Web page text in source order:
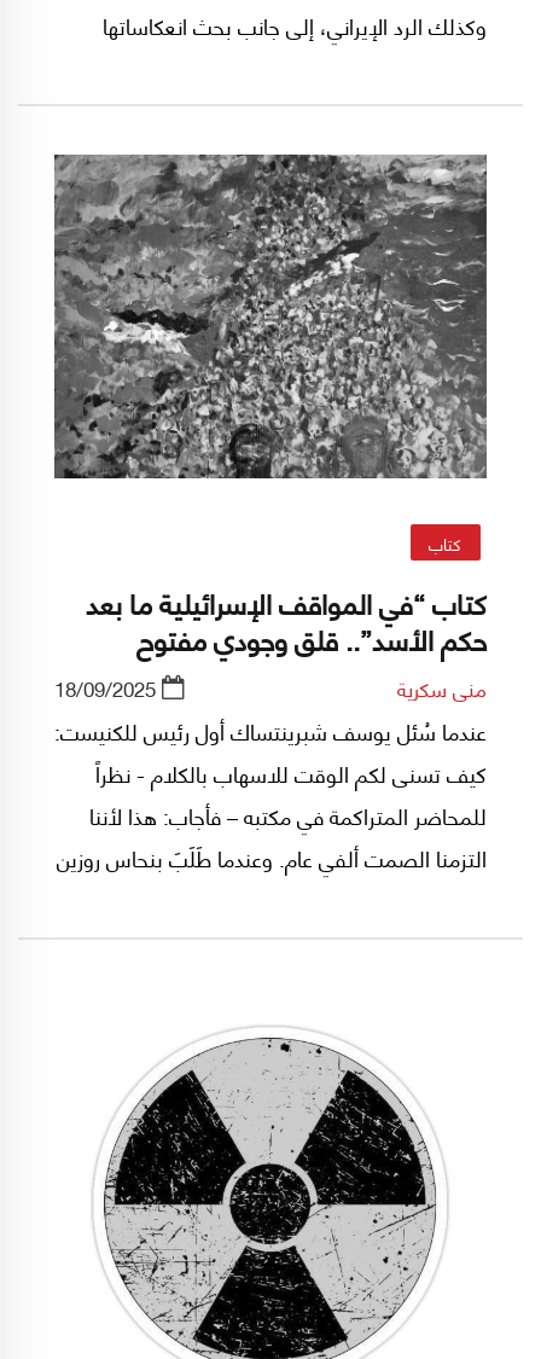
وكذلك الرد الإيراني، إلى جانب بحث انعكاساتها
الأهداف التي أعلنتها الولايات المتحدة وإسرائيل في
بدايتها. وفي ما يلي أبرز تلك القراءات في تقرير أعده
الزميل ياسر مناع من أسرة المركز الفلسطيني
للدراسات الإسرائيلية (مدار):
كتاب
كتاب “في المواقف الإسرائيلية ما بعد
حكم الأسد”.. قلق وجودي مفتوح
منى سكرية 18/09/2025
عندما سُئل يوسف شبرينتساك أول رئيس للكنيست:
كيف تسنى لكم الوقت للاسهاب بالكلام - نظراً
للمحاضر المتراكمة في مكتبه – فأجاب: هذا لأننا
التزمنا الصمت ألفي عام. وعندما طَلَبَ بنحاس روزين
قانوني، أجابه بن غوريون: القانون أمر من الأمور التي
ففي التوراة كل مواصفات حدود الدولة، وكذلك في
تاريخنا، وفي الواقع لا نهاية لهذا الأمر (من كتاب
"الإسرائيليون الأوائل 1949" للمؤلف توم سيغف
عن مؤسسة الدراسات الفلسطينية عام 1986).